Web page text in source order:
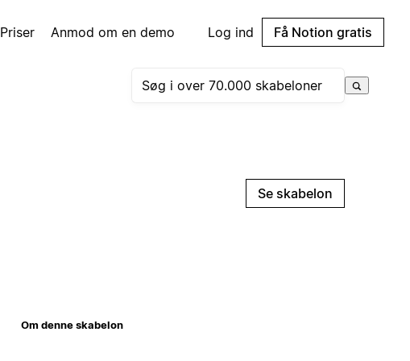
Priser Anmod om en demo Log ind Få Notion gratis
Se skabelon
Om denne skabelon